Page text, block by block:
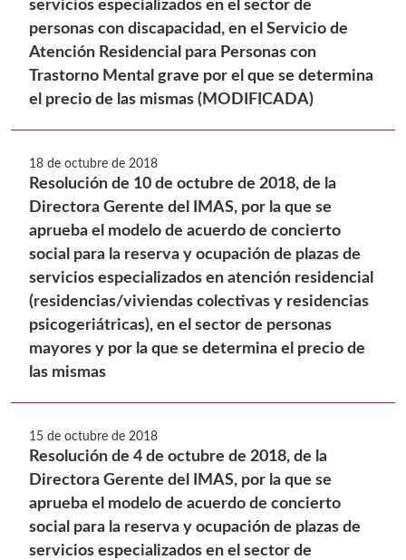
servicios especializados en el sector de
personas con discapacidad, en el Servicio de
Atención Residencial para Personas con
Trastorno Mental grave por el que se determina
el precio de las mismas (MODIFICADA)
18 de octubre de 2018
Resolución de 10 de octubre de 2018, de la
Directora Gerente del IMAS, por la que se
aprueba el modelo de acuerdo de concierto
social para la reserva y ocupación de plazas de
servicios especializados en atención residencial
(residencias/viviendas colectivas y residencias
psicogeriátricas), en el sector de personas
mayores y por la que se determina el precio de
las mismas
15 de octubre de 2018
Resolución de 4 de octubre de 2018, de la
Directora Gerente del IMAS, por la que se
aprueba el modelo de acuerdo de concierto
social para la reserva y ocupación de plazas de
servicios especializados en el sector de